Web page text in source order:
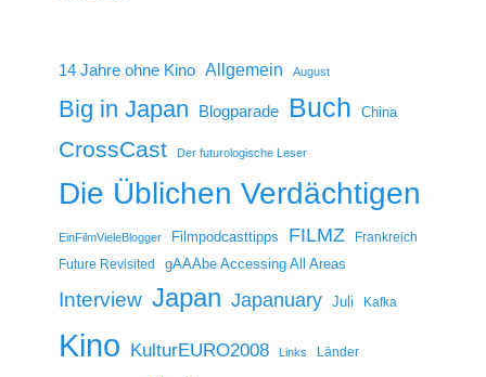
14 Jahre ohne Kino Allgemein August
Big in Japan Blogparade Buch China
CrossCast Der futurologische Leser
Die Üblichen Verdächtigen
EinFilmVieleBlogger Filmpodcasttipps FILMZ
Frankreich
Future Revisited
gAAAbe Accessing All Areas
Interview Japan Japanuary Juli Kafka
Kino KulturEURO2008 Links Länder